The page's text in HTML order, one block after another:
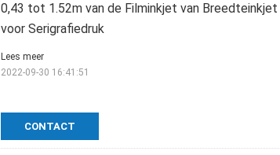
0,43 tot 1.52m van de Filminkjet van
voor Serigrafiedruk
CONTACT
Lees meer
2022-09-30 16:41:51